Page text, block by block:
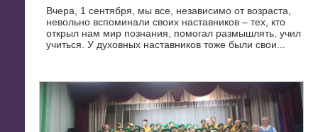
Вчера, 1 сентября, мы все, независимо от возраста,
невольно вспоминали своих наставников – тех, кто
открыл нам мир познания, помогал размышлять, учил
учиться. У духовных наставников тоже были свои...